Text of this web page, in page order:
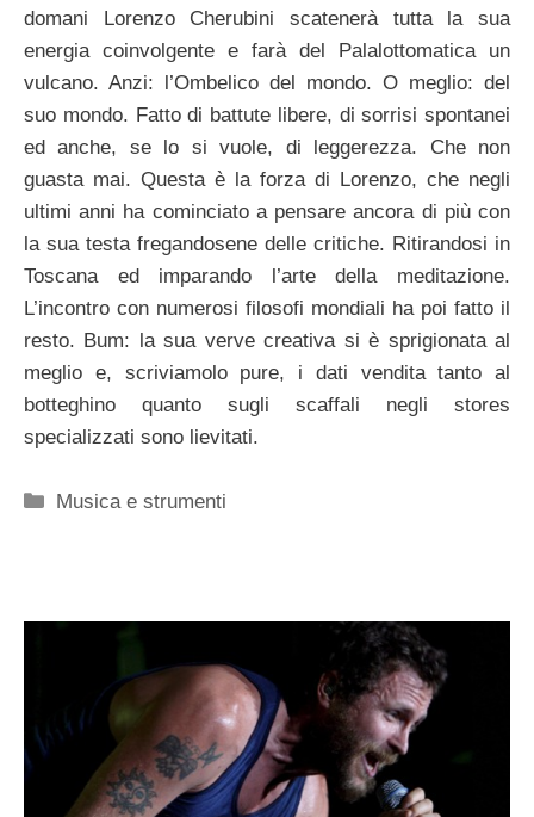
domani Lorenzo Cherubini scatenerà tutta la sua
energia coinvolgente e farà del Palalottomatica un
vulcano. Anzi: l’Ombelico del mondo. O meglio: del
suo mondo. Fatto di battute libere, di sorrisi spontanei
ed anche, se lo si vuole, di leggerezza. Che non
guasta mai. Questa è la forza di Lorenzo, che negli
ultimi anni ha cominciato a pensare ancora di più con
la sua testa fregandosene delle critiche. Ritirandosi in
Toscana ed imparando l’arte della meditazione.
L’incontro con numerosi filosofi mondiali ha poi fatto il
resto. Bum: la sua verve creativa si è sprigionata al
meglio e, scriviamolo pure, i dati vendita tanto al
botteghino quanto sugli scaffali negli stores
specializzati sono lievitati.
Categorie
Musica e strumenti